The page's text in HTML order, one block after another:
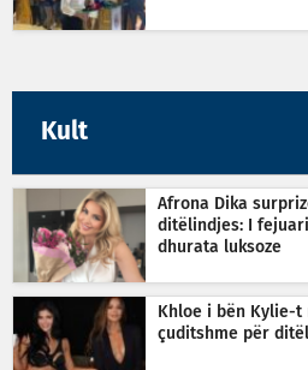
Kult
Afrona Dika
ditëlindjes: I
dhurata luksoze
Khloe i bën Kylie-
çuditshme për